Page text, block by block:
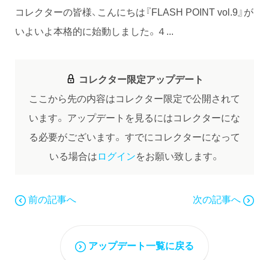
コレクターの皆様、こんにちは『FLASH POINT vol.9』が
いよいよ本格的に始動しました。４...
コレクター限定アップデート
ここから先の内容はコレクター限定で公開されて
います。 アップデートを見るにはコレクターにな
る必要がございます。 すでにコレクターになって
いる場合はログインをお願い致します。
前の記事へ 次の記事へ
アップデート一覧に戻る